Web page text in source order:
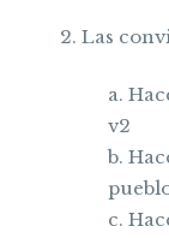
2. Las
a.
v2
b.
c.